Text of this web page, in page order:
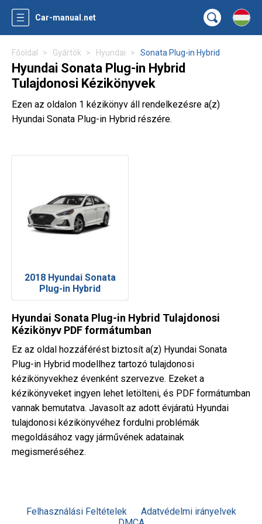
Car-manual.net
Főoldal Gyártók Hyundai Sonata Plug-in Hybrid
Hyundai Sonata Plug-in Hybrid
Tulajdonosi Kézikönyvek
Ezen az oldalon 1 kézikönyv áll rendelkezésre a(z)
Hyundai Sonata Plug-in Hybrid részére.
2018 Hyundai Sonata
Plug-in Hybrid
Hyundai Sonata Plug-in Hybrid Tulajdonosi
Kézikönyv PDF formátumban
Ez az oldal hozzáférést biztosít a(z) Hyundai Sonata
Plug-in Hybrid modellhez tartozó tulajdonosi
kézikönyvekhez évenként szervezve. Ezeket a
kézikönyveket ingyen lehet letölteni, és PDF formátumban
vannak bemutatva. Javasolt az adott évjáratú Hyundai
tulajdonosi kézikönyvéhez fordulni problémák
megoldásához vagy járművének adatainak
megismeréséhez.
Felhasználási Feltételek
Adatvédelmi irányelvek